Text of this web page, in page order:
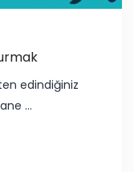
edindiğiniz
…